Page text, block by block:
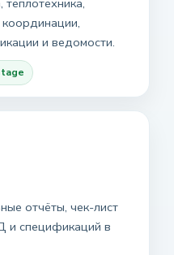
и ведомости.
отчёты, чек-лист
и спецификаций в